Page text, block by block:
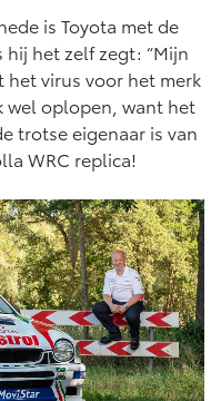
€ 32.995,-
Touring Sports
€ 35.495,-
is Toyota met de
het zelf zegt: “Mijn
het virus voor het merk
wel oplopen, want het
trotse eigenaar is van
WRC replica!